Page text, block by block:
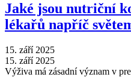
Jaké jsou nutriční
lékařů napříč
15. září 2025
15. září 2025
Výživa má zásadní význam v